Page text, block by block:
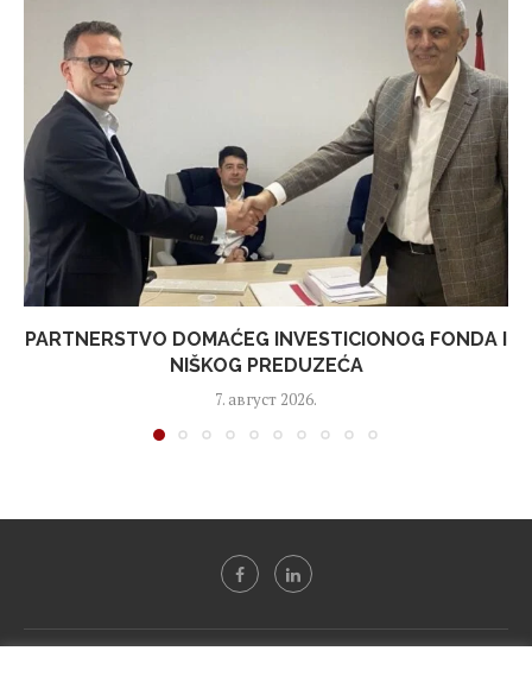
PARTNERSTVO DOMAĆEG INVESTICIONOG FONDA I
NIŠKOG PREDUZEĆA
7. август 2026.